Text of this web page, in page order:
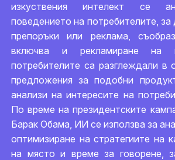
изкуствения интелект се
поведението на потребителите,
препоръки или реклама,
включва и рекламиране на
потребителите са разглеждали в
предложения за подобни
анализи на интересите на
По време на президентските
Барак Обама, ИИ се използва за
оптимизиране на стратегиите на
на място и време за говорене,